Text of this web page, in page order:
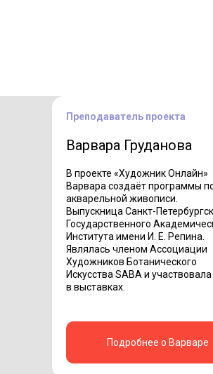
Варвара Груданова
В проекте «Художник Онлайн»
Варвара создаёт программы
акварельной живописи
Выпускница Санкт-
Государственного
Института имени И. Е. Репина.
Являлась членом Ассоциации
Художников Ботанического
Искусства SABA и участвовала
в выставках.
Преподаватель проекта
Подробнее о Варваре